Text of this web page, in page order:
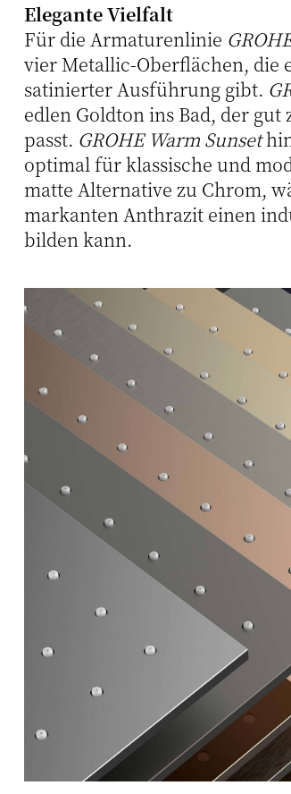
Elegante Vielfalt
Für die Armaturenlinie
vier Metallic-Oberflächen, die
satinierter Ausführung gibt.
edlen Goldton ins Bad, der
passt. GROHE Warm Sunset
optimal für klassische und
matte Alternative zu Chrom,
markanten Anthrazit einen
bilden kann.